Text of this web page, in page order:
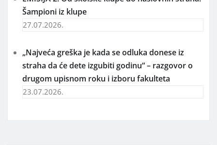
Šampioni iz klupe
27.07.2026.
„Najveća greška je kada se odluka donese iz
straha da će dete izgubiti godinu“ – razgovor o
drugom upisnom roku i izboru fakulteta
23.07.2026.